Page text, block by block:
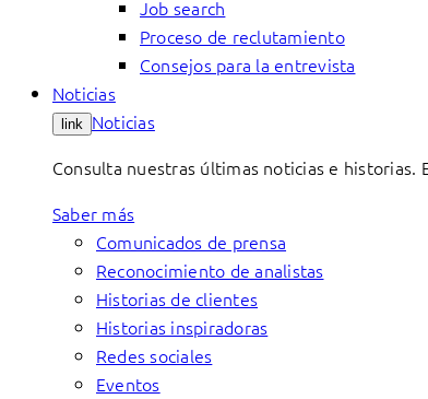
Job search
Proceso de reclutamiento
Consejos para la entrevista
Noticias
link Noticias
Consulta nuestras últimas noticias e historias.
Saber más
Comunicados de prensa
Reconocimiento de analistas
Historias de clientes
Historias inspiradoras
Redes sociales
Eventos